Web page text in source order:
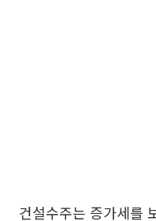
건설수주는 증가세를